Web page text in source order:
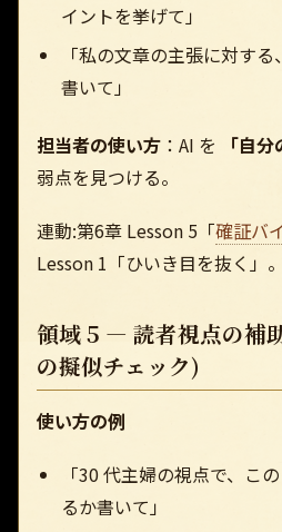
イントを挙げて」
「私の文章の主張に対す
書いて」
担当者の使い方 ：AI を 「自分
弱点を見つける。
連動:第6章 Lesson 5「確証バ
Lesson 1「ひいき目を抜く」。
領域 5 — 読者視点の補
の擬似チェック)
使い方の例
「30 代主婦の視点で、こ
るか書いて」